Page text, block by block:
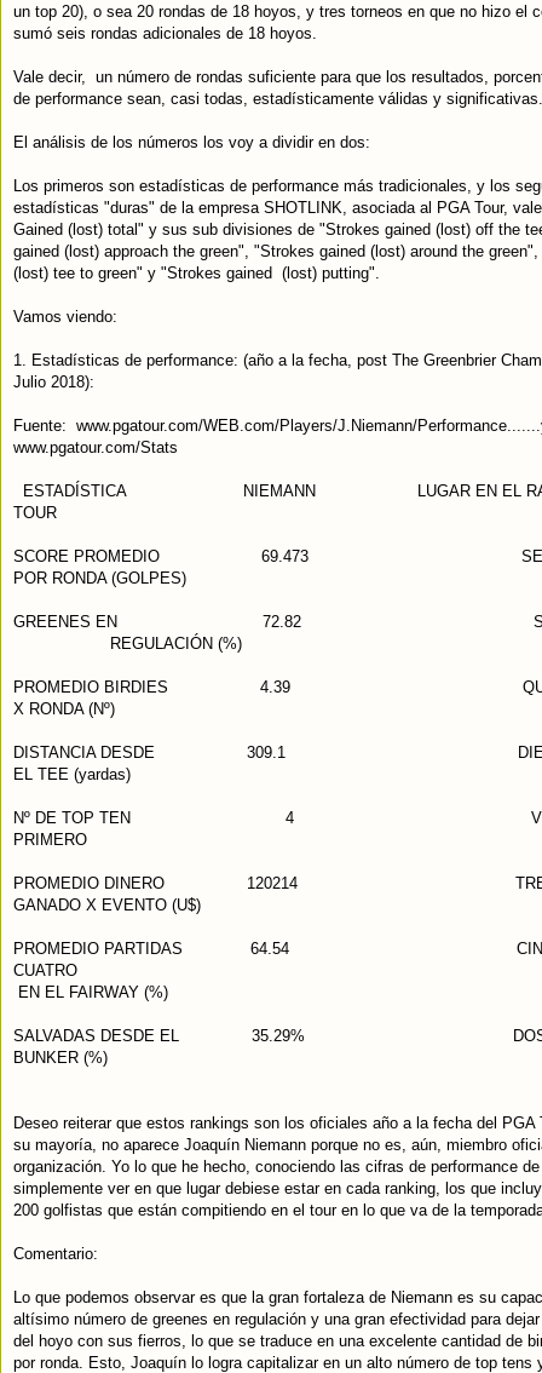
un top 20), o sea 20 rondas de 18 hoyos, y tres torneos en que no hizo el
sumó seis rondas adicionales de 18 hoyos.
Vale decir, un número de rondas suficiente para que los resultados,
de performance sean, casi todas, estadísticamente válidas y significativas.
El análisis de los números los voy a dividir en dos:
Los primeros son estadísticas de performance más tradicionales, y los
estadísticas "duras" de la empresa SHOTLINK, asociada al PGA Tour,
Gained (lost) total" y sus sub divisiones de "Strokes gained (lost) off the
gained (lost) approach the green", "Strokes gained (lost) around the
(lost) tee to green" y "Strokes gained (lost) putting".
Vamos viendo:
1. Estadísticas de performance: (año a la fecha, post The Greenbrier
Julio 2018):
Fuente: www.pgatour.com/WEB.com/Players/J.Niemann/
www.pgatour.com/Stats
ESTADÍSTICA NIEMANN LUGAR EN EL
TOUR
SCORE PROMEDIO 69.473
POR RONDA (GOLPES)
GREENES EN 72.82
REGULACIÓN (%)
PROMEDIO BIRDIES 4.39
X RONDA (Nº)
DISTANCIA DESDE 309.1 DIEZ Y
EL TEE (yardas)
Nº DE TOP TEN 4
PRIMERO
PROMEDIO DINERO 120214 TREINTA
GANADO X EVENTO (U$)
PROMEDIO PARTIDAS 64.54
CUATRO
EN EL FAIRWAY (%)
SALVADAS DESDE EL 35.29%
BUNKER (%)
Deseo reiterar que estos rankings son los oficiales año a la fecha del PGA
su mayoría, no aparece Joaquín Niemann porque no es, aún, miembro
organización. Yo lo que he hecho, conociendo las cifras de performance
simplemente ver en que lugar debiese estar en cada ranking, los que
200 golfistas que están compitiendo en el tour en lo que va de la
Comentario:
Lo que podemos observar es que la gran fortaleza de Niemann es su
altísimo número de greenes en regulación y una gran efectividad para
del hoyo con sus fierros, lo que se traduce en una excelente cantidad de
por ronda. Esto, Joaquín lo logra capitalizar en un alto número de top tens